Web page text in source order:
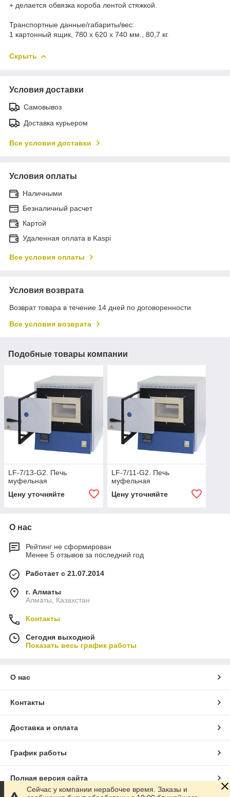
+ делается обвязка короба лентой стяжкой.
Транспортные данные/габариты/вес:
1 картонный ящик, 780 х 620 х 740 мм., 80,7 кг.
Скрыть
Условия доставки
Самовывоз
Доставка курьером
Все условия доставки
Условия оплаты
Наличными
Безналичный расчет
Картой
Удаленная оплата в Kaspi
Все условия оплаты
Условия возврата
Возврат товара в течение 14 дней по договоренности
Все условия возврата
Подобные товары компании
LF-7/13-G2. Печь
муфельная
Цену уточняйте
LF-7/11-G2. Печь
муфельная
Цену уточняйте
О нас
Рейтинг не сформирован
Менее 5 отзывов за последний год
Работает с 21.07.2014
г. Алматы
Алматы, Казахстан
Контакты
Сегодня выходной
Показать весь график работы
О нас
Контакты
Доставка и оплата
График работы
Полная версия сайта
Сейчас у компании нерабочее время. Заказы и